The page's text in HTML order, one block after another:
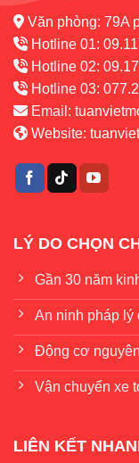
Văn phòng: 79A
Hotline 01:
Hotline 02:
Hotline 03:
Email:
Website:
LÝ DO CHỌN
Gần 30 năm
An ninh pháp lý
Động cơ
Vận chuyển xe
LIÊN KẾT